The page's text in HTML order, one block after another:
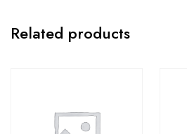
Related products